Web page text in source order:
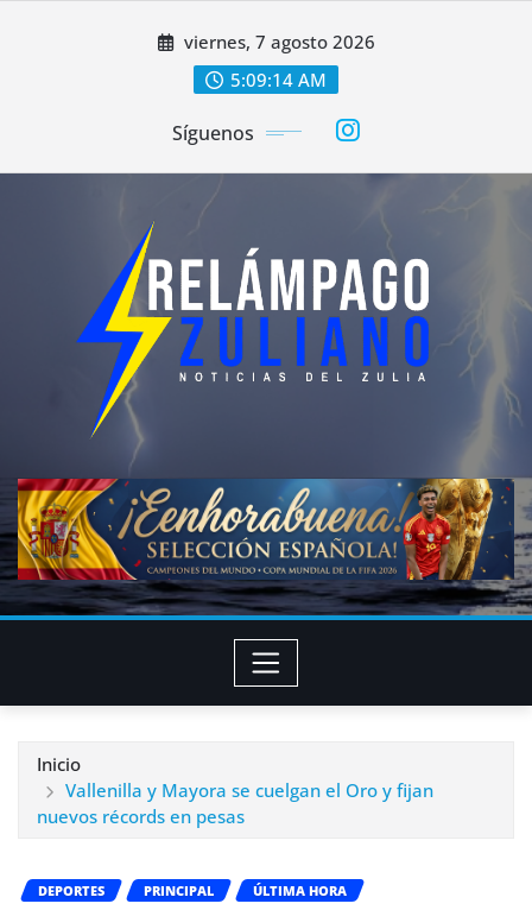
viernes, 7 agosto 2026
5:09:16 AM
Síguenos
Inicio
Vallenilla y Mayora se cuelgan el Oro y fijan
nuevos récords en pesas
DEPORTES PRINCIPAL ÚLTIMA HORA